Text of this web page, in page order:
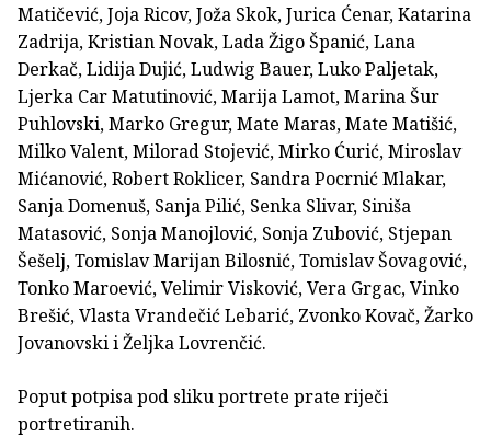
Matičević, Joja Ricov, Joža Skok, Jurica Ćenar, Katarina
Zadrija, Kristian Novak, Lada Žigo Španić, Lana
Derkač, Lidija Dujić, Ludwig Bauer, Luko Paljetak,
Ljerka Car Matutinović, Marija Lamot, Marina Šur
Puhlovski, Marko Gregur, Mate Maras, Mate Matišić,
Milko Valent, Milorad Stojević, Mirko Ćurić, Miroslav
Mićanović, Robert Roklicer, Sandra Pocrnić Mlakar,
Sanja Domenuš, Sanja Pilić, Senka Slivar, Siniša
Matasović, Sonja Manojlović, Sonja Zubović, Stjepan
Šešelj, Tomislav Marijan Bilosnić, Tomislav Šovagović,
Tonko Maroević, Velimir Visković, Vera Grgac, Vinko
Brešić, Vlasta Vrandečić Lebarić, Zvonko Kovač, Žarko
Jovanovski i Željka Lovrenčić.
Poput potpisa pod sliku portrete prate riječi
portretiranih.